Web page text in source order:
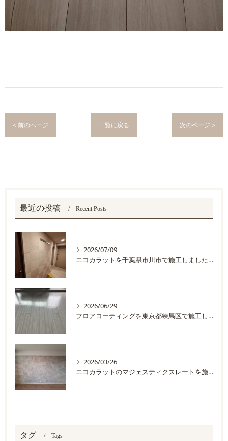
< 前のページ 一覧に戻る 次のページ >
最近の投稿 Recent Posts
2026/07/09
エコカラットを千葉県市川市で施工しました。
2026/06/29
フロアコーティングを東京都練馬区で施工しました
2026/03/26
エコカラットのマジェスティクスレートを施工しました
タグ Tags